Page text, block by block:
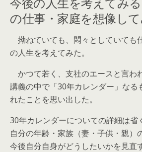
の仕事・家庭を想像して
拗ねていても、悶々としていても
の人生を考えてみた。
かつて若く、支社のエースと言わ
講義の中で「30年カレンダー」なる
れたことを思い出した。
30年カレンダーについての詳細は省
自分の年齢・家族（妻・子供・親）
今後自分自身がどうしたいかを見直